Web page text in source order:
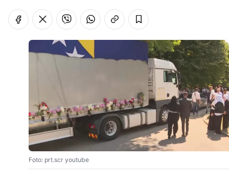
Foto: prt.scr youtube